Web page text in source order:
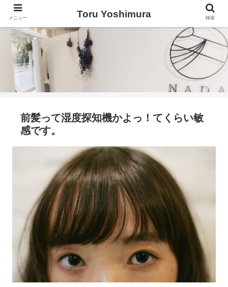
前髪って湿度探知機かよっ！てくらい敏
感です。
メニュー Toru Yoshimura 検索